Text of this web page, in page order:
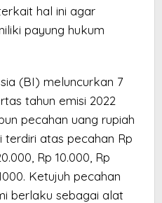
hal ini agar
payung hukum
(BI) meluncurkan 7
tahun emisi 2022
pecahan uang rupiah
terdiri atas pecahan Rp
Rp 10.000, Rp
Ketujuh pecahan
berlaku sebagai alat